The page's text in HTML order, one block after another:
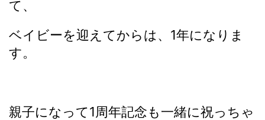
て、
ベイビーを迎えてからは、1年になりま
す。
親子になって1周年記念も一緒に祝っちゃ